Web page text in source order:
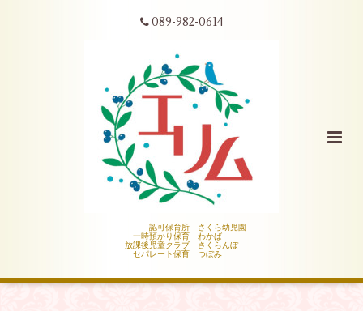
089-982-0614
認可保育所 さくら幼児園
一時預かり保育 わかば
放課後児童クラブ さくらんぼ
セパレート保育 つぼみ